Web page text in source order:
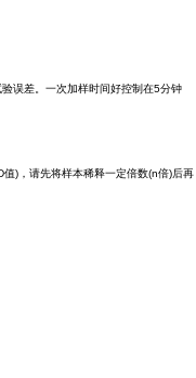
误差。一次加样时间好控制在5分钟
)，请先将样本稀释一定倍数(n倍)后再